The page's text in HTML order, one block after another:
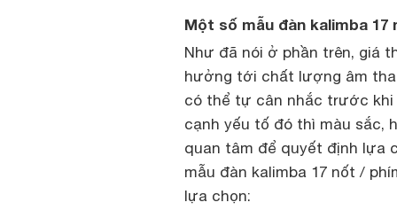
Một số mẫu đàn kalimba
Như đã nói ở phần trên, giá
hưởng tới chất lượng âm
có thể tự cân nhắc trước khi
cạnh yếu tố đó thì màu sắc,
quan tâm để quyết định lựa
mẫu đàn kalimba 17 nốt /
lựa chọn: